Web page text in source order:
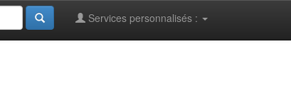
Services personnalisés :